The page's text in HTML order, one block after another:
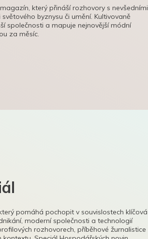
který přináší rozhovory s nevšedními
byznysu či umění. Kultivovaně
společnosti a mapuje nejnovější módní
za měsíc.
pomáhá pochopit v souvislostech klíčová
moderní společnosti a technologií
rozhovorech, příběhové žurnalistice